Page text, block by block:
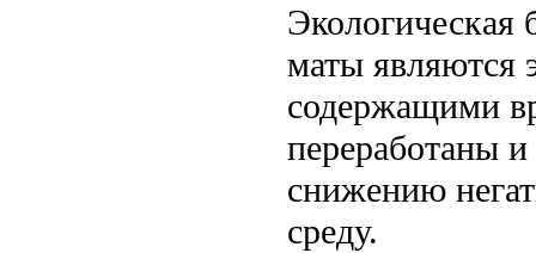
маты являются
содержащими
переработаны
снижению
среду.